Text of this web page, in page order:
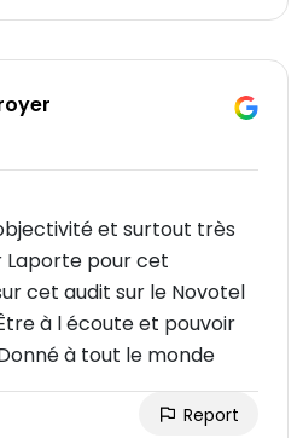
et surtout très
pour cet
cet audit sur le Novotel
à l écoute et pouvoir
à tout le monde
Report